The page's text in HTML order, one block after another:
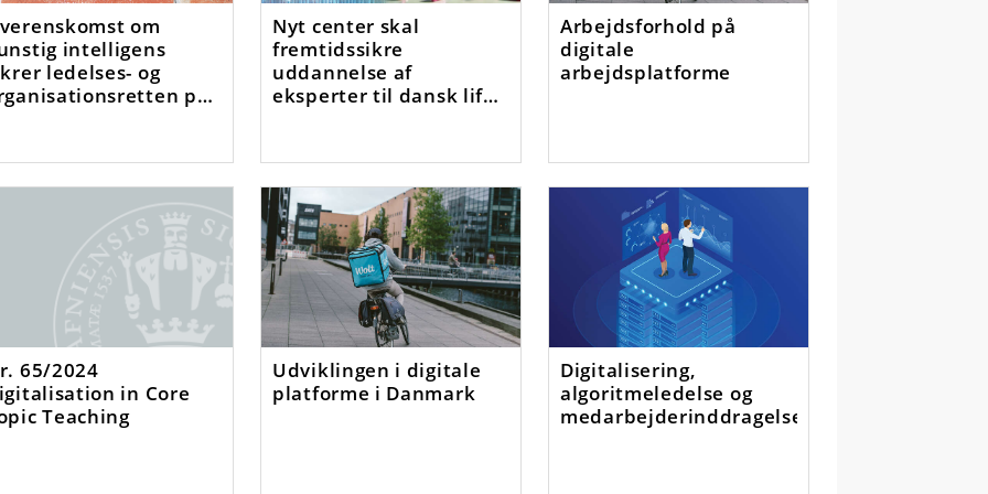
om
intelligens
ledelses- og
på
Nyt center skal
fremtidssikre
uddannelse af
eksperter til dansk life
Arbejdsforhold på
digitale
arbejdsplatforme
65/2024
in Core
Teaching
Udviklingen i digitale
platforme i Danmark
Digitalisering,
algoritmeledelse og
medarbejderinddragelse